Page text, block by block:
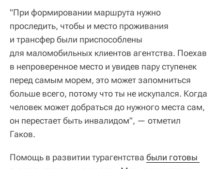
"При формировании маршрута нужно
проследить, чтобы и место проживания
и трансфер были приспособлены
для маломобильных клиентов агентства. Поехав
в непроверенное место и увидев пару ступенек
перед самым морем, это может запомниться
больше всего, потому что ты не искупался. Когда
человек может добраться до нужного места сам,
он перестает быть инвалидом", — отметил
Гаков.
Помощь в развитии турагентства были готовы